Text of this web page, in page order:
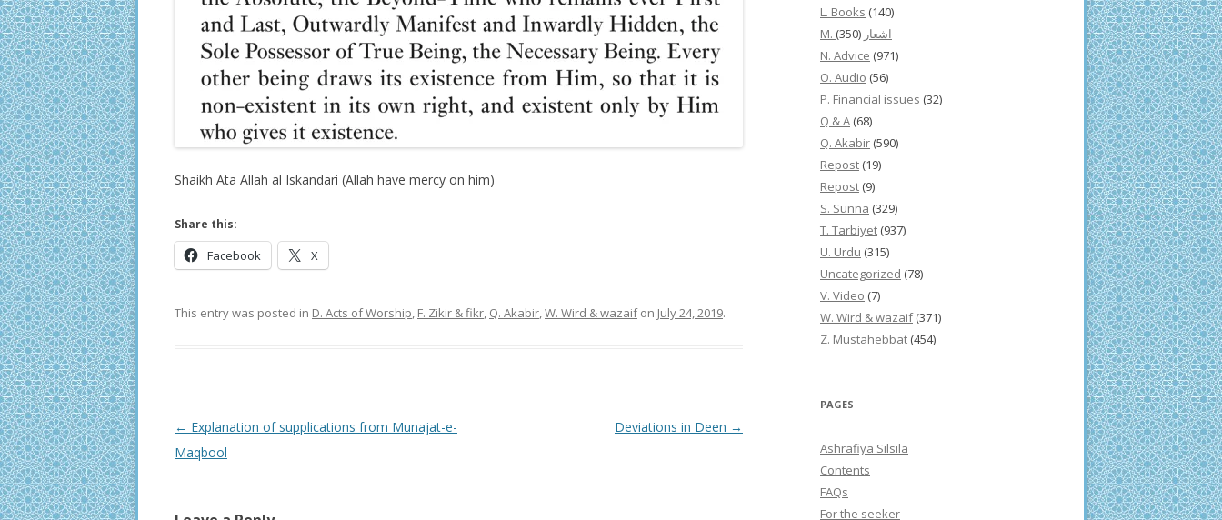
Shaikh Ata Allah al Iskandari (Allah have mercy on him)
Share this:
Facebook X
This entry was posted in D. Acts of Worship, F. Zikir & fikr, Q. Akabir,W. Wird & wazaifon July 24, 2019.
Post
navigation
← Explanation of supplications from Munajat-e-
Maqbool
Deviations in Deen →
L. Books (140)
M. اشعار (350)
N. Advice (971)
O. Audio (56)
P. Financial issues (32)
Q & A (68)
Q. Akabir (590)
Repost (19)
Repost (9)
S. Sunna (329)
T. Tarbiyet (937)
U. Urdu (315)
Uncategorized (78)
V. Video (7)
W. Wird & wazaif(371)
Z. Mustahebbat (454)
PAGES
Ashrafiya Silsila
Contents
FAQs
For the seeker